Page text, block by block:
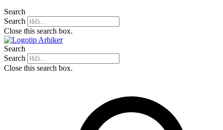
Search
Search
Close this search box.
Search
Search
Close this search box.